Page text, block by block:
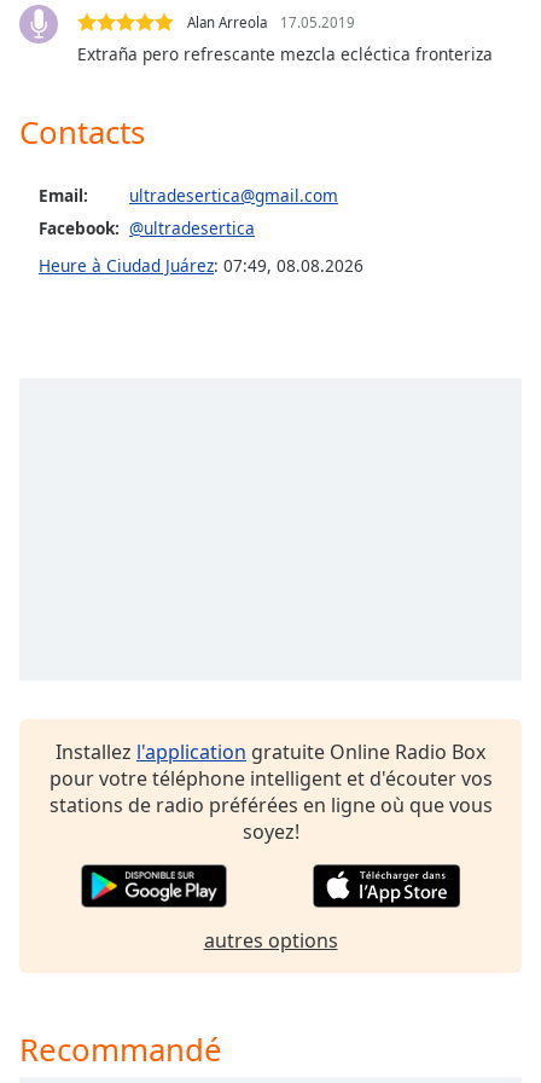
dialog
window.
cancel
and
window.
Color
Opacity
Alan Arreola 17.05.2019
Extraña pero refrescante mezcla ecléctica fronteriza
Contacts
Email:
ultradesertica@gmail.com
Facebook: @ultradesertica
Heure à Ciudad Juárez: 07:49, 08.08.2026
Installez l'application gratuite Online Radio Box
pour votre téléphone intelligent et d'écouter vos
stations de radio préférées en ligne où que vous
soyez!
autres options
Recommandé